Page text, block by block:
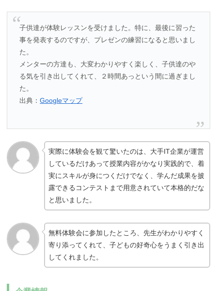
子供達が体験レッスンを受けました。特に、最後に習った
事を発表するのですが、プレゼンの練習になると思いまし
た。
メンターの方達も、大変わかりやすく楽しく、子供達のや
る気を引き出してくれて、２時間あっという間に過ぎまし
た。
出典：Googleマップ
実際に体験会を観て驚いたのは、大手IT企業が運営
しているだけあって授業内容がかなり実践的で、着
実にスキルが身につくだけでなく、学んだ成果を披
露できるコンテストまで用意されていて本格的だな
と思いました。
無料体験会に参加したところ、先生がわかりやすく
寄り添ってくれて、子どもの好奇心をうまく引き出
してくれました。